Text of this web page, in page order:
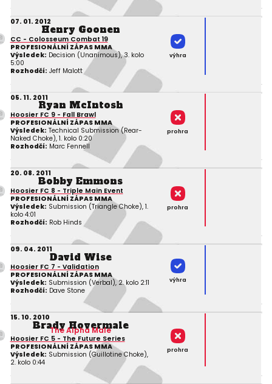
07. 01. 2012
Henry Goonen
CC - Colosseum Combat 19
PROFESIONÁLNÍ ZÁPAS MMA
Výsledek: Decision (Unanimous), 3. kolo
5:00
Rozhodčí: Jeff Malott
výhra
05. 11. 2011
Ryan McIntosh
Hoosier FC 9 - Fall Brawl
PROFESIONÁLNÍ ZÁPAS MMA
Výsledek: Technical Submission (Rear-
Naked Choke), 1. kolo 0:20
Rozhodčí: Marc Fennell
prohra
20. 08. 2011
Bobby Emmons
Hoosier FC 8 - Triple Main Event
PROFESIONÁLNÍ ZÁPAS MMA
Výsledek: Submission (Triangle Choke), 1.
kolo 4:01
Rozhodčí: Rob Hinds
prohra
09. 04. 2011
David Wise
Hoosier FC 7 - Validation
PROFESIONÁLNÍ ZÁPAS MMA
Výsledek: Submission (Verbal), 2. kolo 2:11
Rozhodčí: Dave Stone
výhra
15. 10. 2010
Brady Hovermale
The Alpha Male
Hoosier FC 5 - The Future Series
PROFESIONÁLNÍ ZÁPAS MMA
Výsledek: Submission (Guillotine Choke),
2. kolo 0:44
prohra